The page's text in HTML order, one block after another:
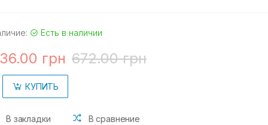
Есть в наличии
грн 672.00 грн
КУПИТЬ
В закладки В сравнение